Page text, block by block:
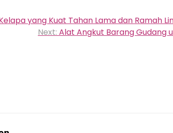
yang Kuat Tahan Lama dan Ramah
Next: Alat Angkut Barang Gudang